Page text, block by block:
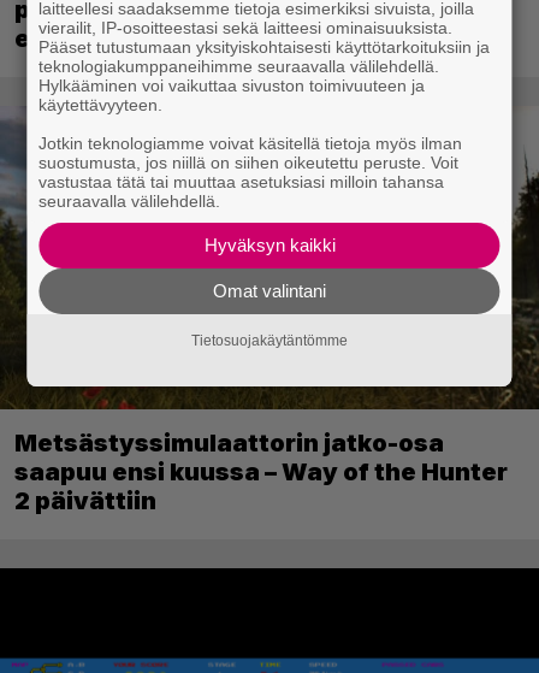
pelin – kutsuu pelaajat mukaan
ennakkotestiin
Metsästyssimulaattorin jatko-osa
saapuu ensi kuussa – Way of the Hunter
2 päivättiin
laitteellesi saadaksemme tietoja esimerkiksi sivuista, joilla
vierailit, IP-osoitteestasi sekä laitteesi ominaisuuksista.
Pääset tutustumaan yksityiskohtaisesti käyttötarkoituksiin ja
teknologiakumppaneihimme seuraavalla välilehdellä.
Hylkääminen voi vaikuttaa sivuston toimivuuteen ja
käytettävyyteen.
Jotkin teknologiamme voivat käsitellä tietoja myös ilman
suostumusta, jos niillä on siihen oikeutettu peruste. Voit
vastustaa tätä tai muuttaa asetuksiasi milloin tahansa
seuraavalla välilehdellä.
Hyväksyn kaikki
Omat valintani
Tietosuojakäytäntömme